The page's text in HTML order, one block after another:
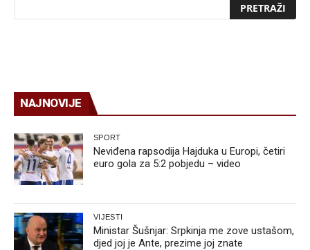
NAJNOVIJE
SPORT
Neviđena rapsodija Hajduka u Europi, četiri
euro gola za 5:2 pobjedu – video
VIJESTI
Ministar Šušnjar: Srpkinja me zove ustašom,
djed joj je Ante, prezime joj znate